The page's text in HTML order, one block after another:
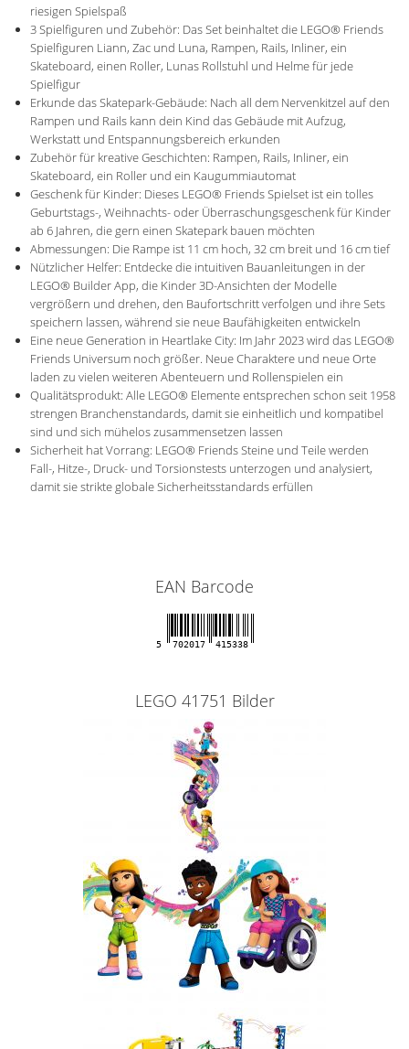
riesigen Spielspaß
3 Spielfiguren und Zubehör: Das Set beinhaltet die LEGO® Friends
Spielfiguren Liann, Zac und Luna, Rampen, Rails, Inliner, ein
Skateboard, einen Roller, Lunas Rollstuhl und Helme für jede
Spielfigur
Erkunde das Skatepark-Gebäude: Nach all dem Nervenkitzel auf den
Rampen und Rails kann dein Kind das Gebäude mit Aufzug,
Werkstatt und Entspannungsbereich erkunden
Zubehör für kreative Geschichten: Rampen, Rails, Inliner, ein
Skateboard, ein Roller und ein Kaugummiautomat
Geschenk für Kinder: Dieses LEGO® Friends Spielset ist ein tolles
Geburtstags-, Weihnachts- oder Überraschungsgeschenk für Kinder
ab 6 Jahren, die gern einen Skatepark bauen möchten
Abmessungen: Die Rampe ist 11 cm hoch, 32 cm breit und 16 cm tief
Nützlicher Helfer: Entdecke die intuitiven Bauanleitungen in der
LEGO® Builder App, die Kinder 3D-Ansichten der Modelle
vergrößern und drehen, den Baufortschritt verfolgen und ihre Sets
speichern lassen, während sie neue Baufähigkeiten entwickeln
Eine neue Generation in Heartlake City: Im Jahr 2023 wird das LEGO®
Friends Universum noch größer. Neue Charaktere und neue Orte
laden zu vielen weiteren Abenteuern und Rollenspielen ein
Qualitätsprodukt: Alle LEGO® Elemente entsprechen schon seit 1958
strengen Branchenstandards, damit sie einheitlich und kompatibel
sind und sich mühelos zusammensetzen lassen
Sicherheit hat Vorrang: LEGO® Friends Steine und Teile werden
Fall-, Hitze-, Druck- und Torsionstests unterzogen und analysiert,
damit sie strikte globale Sicherheitsstandards erfüllen
EAN Barcode
5 702017 415338
LEGO 41751 Bilder